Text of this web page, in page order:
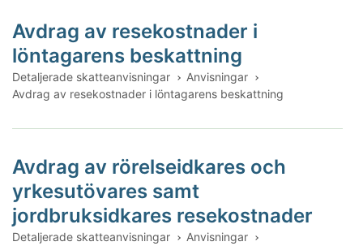
Avdrag av resekostnader i
löntagarens beskattning
Detaljerade skatteanvisningar
Anvisningar
Avdrag av resekostnader i löntagarens beskattning
Avdrag av rörelseidkares och
yrkesutövares samt
jordbruksidkares resekostnader
Detaljerade skatteanvisningar
Anvisningar